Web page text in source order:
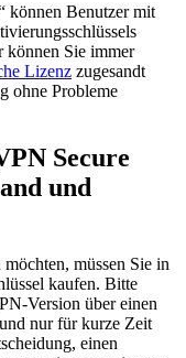
können Benutzer mit
können Sie immer
Lizenz zugesandt
ohne Probleme
Secure
und
müssen Sie in
kaufen. Bitte
Version über einen
nur für kurze Zeit
einen